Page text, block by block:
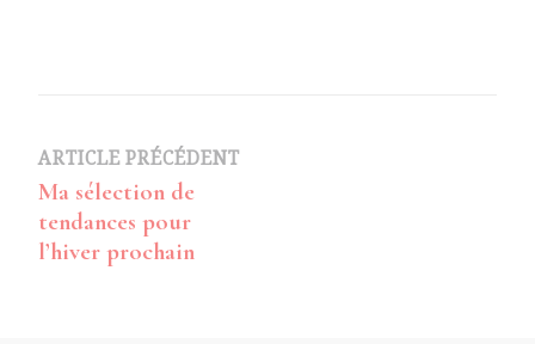
Navigation
d’article
ARTICLE PRÉCÉDENT
Ma sélection de
tendances pour
l’hiver prochain